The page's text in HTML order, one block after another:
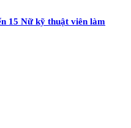
15 Nữ kỹ thuật viên làm